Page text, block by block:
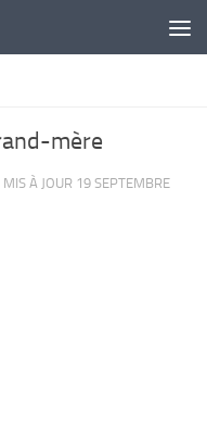
mère
MIS À JOUR 19 SEPTEMBRE